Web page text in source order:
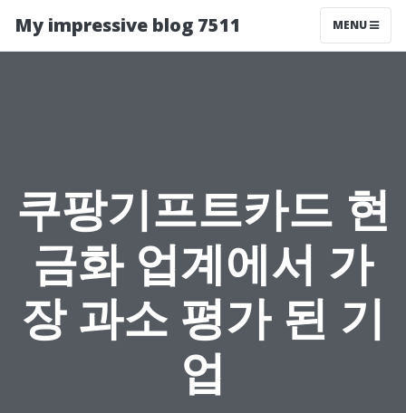
My impressive blog 7511 MENU
쿠팡기프트카드 현
금화 업계에서 가
장 과소 평가 된 기
업